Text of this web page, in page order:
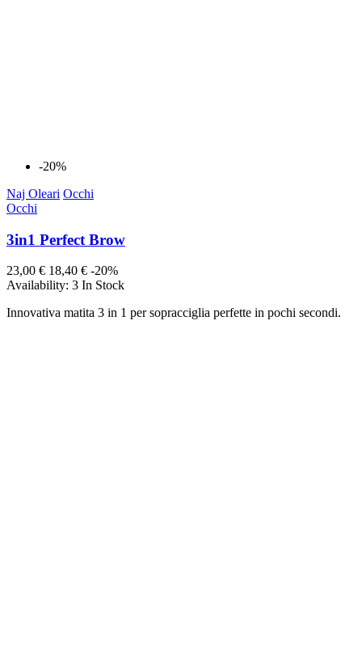
-20%
Naj Oleari Occhi
Occhi
3in1 Perfect Brow
23,00 € 18,40 € -20%
Availability: 3 In Stock
Innovativa matita 3 in 1 per sopracciglia perfette in pochi secondi.